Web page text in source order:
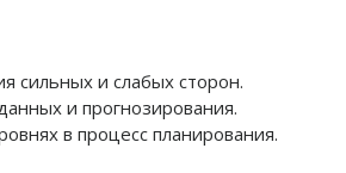
сильных и слабых сторон.
и прогнозирования.
в процесс планирования.